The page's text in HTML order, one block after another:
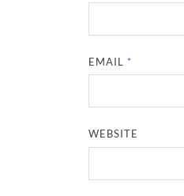
EMAIL *
WEBSITE